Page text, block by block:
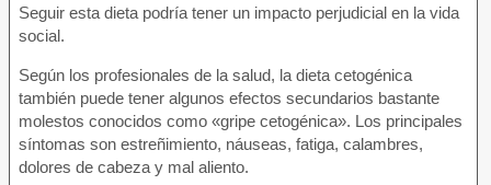
Seguir esta dieta podría tener un impacto perjudicial en la vida
social.
Según los profesionales de la salud, la dieta cetogénica
también puede tener algunos efectos secundarios bastante
molestos conocidos como «gripe cetogénica». Los principales
síntomas son estreñimiento, náuseas, fatiga, calambres,
dolores de cabeza y mal aliento.